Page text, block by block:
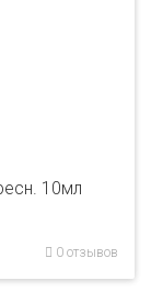
10мл
0 отзывов